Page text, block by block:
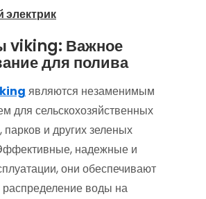
viking: Важное
для полива
являются незаменимым
для сельскохозяйственных
парков и других зеленых
надежные и
они обеспечивают
воды на